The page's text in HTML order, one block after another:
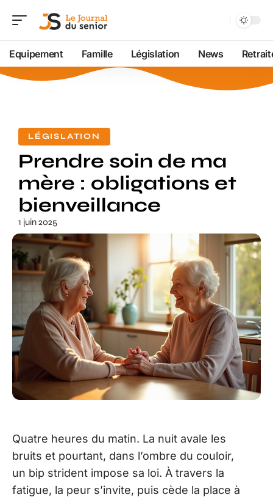
Equipement Famille Législation News
LÉGISLATION
Prendre soin de ma
mère : obligations et
bienveillance
1 juin 2025
Quatre heures du matin. La nuit avale les
bruits et pourtant, dans l’ombre du couloir,
un bip strident impose sa loi. À travers la
fatigue, la peur s’invite, puis cède la place à